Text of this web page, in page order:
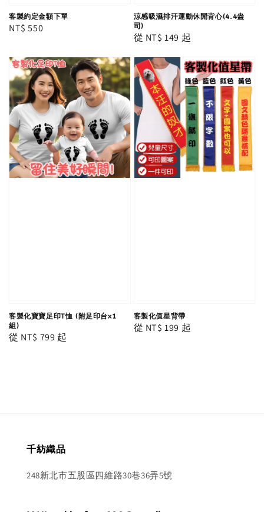
客製約定金額下單
Regular
NT$ 550
涼感吸濕排汗運動休閒背心(4.4盎
司)
Regular
從 NT$ 149 起
客製化寶寶足印T恤 (附足印台x1
組)
Regular
從 NT$ 799 起
客製化值星背帶
Regular
從 NT$ 199 起
千紡織品
248新北市五股區四維路30巷36弄5號